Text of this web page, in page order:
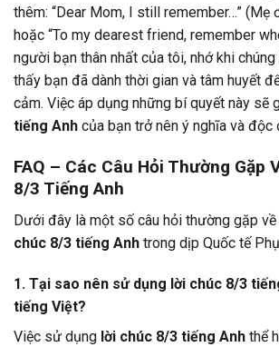
thêm: “Dear Mom, I still remember…” (Mẹ
hoặc “To my dearest friend, remember
người bạn thân nhất của tôi, nhớ khi
thấy bạn đã dành thời gian và tâm huyết
cảm. Việc áp dụng những bí quyết này sẽ
tiếng Anh của bạn trở nên ý nghĩa và độc
FAQ – Các Câu Hỏi Thường Gặp
8/3 Tiếng Anh
Dưới đây là một số câu hỏi thường gặp
chúc 8/3 tiếng Anh trong dịp Quốc tế
1. Tại sao nên sử dụng lời chúc 8/3
tiếng Việt?
Việc sử dụng lời chúc 8/3 tiếng Anh thể